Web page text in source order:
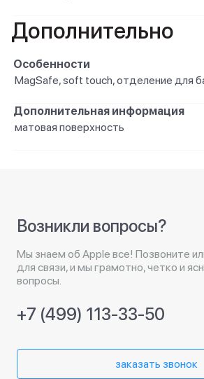
Дополнительно
Особенности
MagSafe, soft touch, отделение для
Дополнительная информация
матовая поверхность
Возникли вопросы?
Мы знаем об Apple все! Позвоните
для связи, и мы грамотно, четко и
вопросы.
+7 (499) 113-33-50
заказать звонок